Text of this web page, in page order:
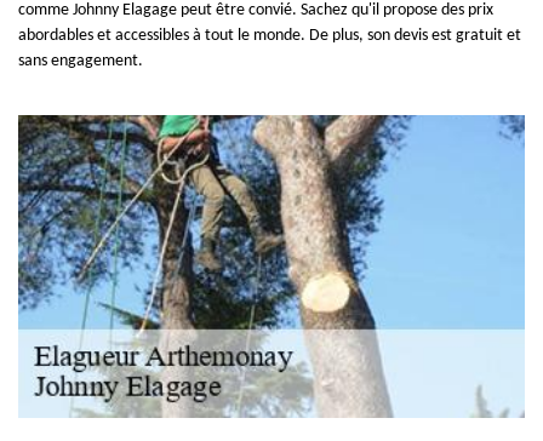
comme Johnny Elagage peut être convié. Sachez qu'il propose des prix
abordables et accessibles à tout le monde. De plus, son devis est gratuit et
sans engagement.